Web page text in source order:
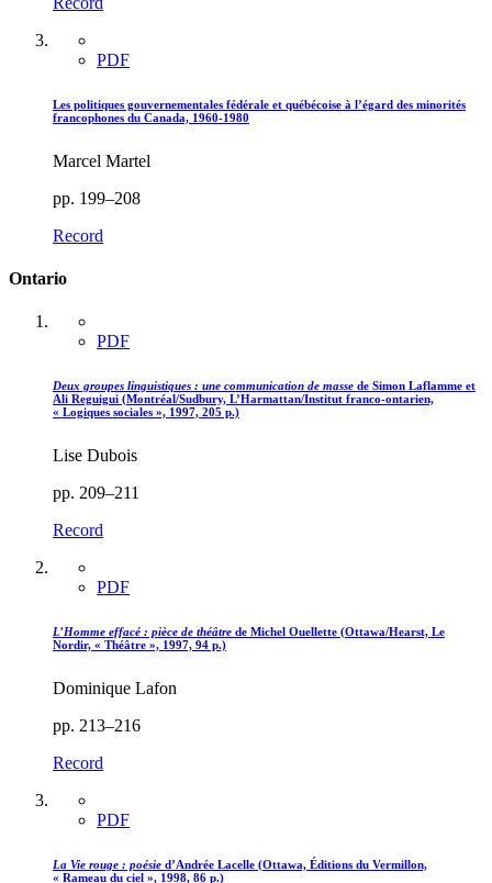
PDF
Les politiques gouvernementales fédérale et québécoise à l’égard des minorités
francophones du Canada, 1960-1980
Marcel Martel
pp. 199–208
Record
Ontario
PDF
Deux groupes linguistiques : une communication de masse de Simon Laflamme et
Ali Reguigui (Montréal/Sudbury, L’Harmattan/Institut franco-ontarien,
« Logiques sociales », 1997, 205 p.)
Lise Dubois
pp. 209–211
Record
PDF
L’Homme effacé : pièce de théâtre de Michel Ouellette (Ottawa/Hearst, Le
Nordir, « Théâtre », 1997, 94 p.)
Dominique Lafon
pp. 213–216
Record
PDF
La Vie rouge : poésie d’Andrée Lacelle (Ottawa, Éditions du Vermillon,
« Rameau du ciel », 1998, 86 p.)